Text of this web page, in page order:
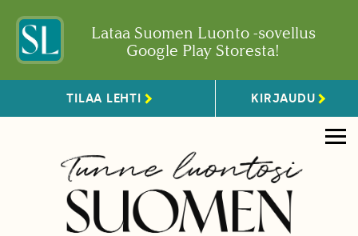
Lataa Suomen Luonto -sovellus
Google Play Storesta!
TILAA LEHTI KIRJAUDU